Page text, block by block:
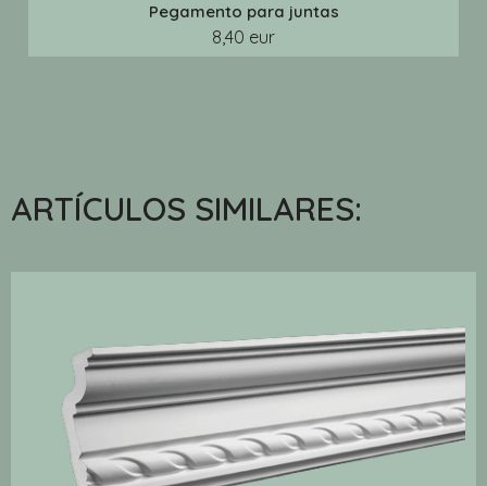
Pegamento para juntas
8,40 eur
ARTÍCULOS SIMILARES: